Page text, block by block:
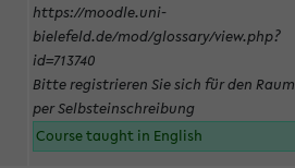
https://moodle.uni-
bielefeld.de/mod/glossary/view.php?
id=713740
Bitte registrieren Sie sich für den Raum
per Selbsteinschreibung
Course taught in English